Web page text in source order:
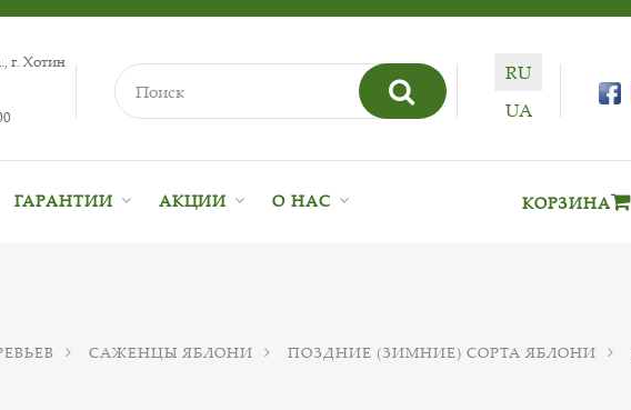
г. Хотин
RU
UA
ГАРАНТИИ АКЦИИ О НАС КОРЗИНА
САЖЕНЦЫ ЯБЛОНИ ПОЗДНИЕ (ЗИМНИЕ) СОРТА ЯБЛОНИ